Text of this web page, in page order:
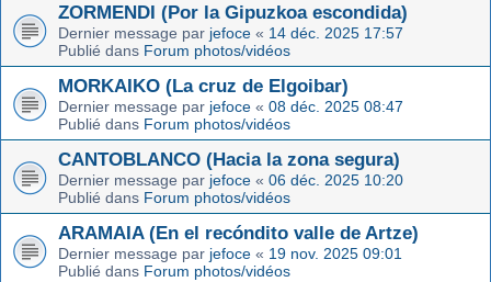
ZORMENDI (Por la Gipuzkoa escondida)
Dernier message par jefoce « 14 déc. 2025 17:57
Publié dans Forum photos/vidéos
MORKAIKO (La cruz de Elgoibar)
Dernier message par jefoce « 08 déc. 2025 08:47
Publié dans Forum photos/vidéos
CANTOBLANCO (Hacia la zona segura)
Dernier message par jefoce « 06 déc. 2025 10:20
Publié dans Forum photos/vidéos
ARAMAIA (En el recóndito valle de Artze)
Dernier message par jefoce « 19 nov. 2025 09:01
Publié dans Forum photos/vidéos